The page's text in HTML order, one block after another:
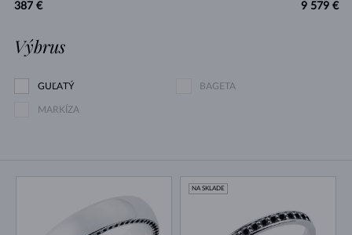
387 € 9 579 €
Výbrus
GUĽATÝ BAGETA
MARKÍZA
NA SKLADE